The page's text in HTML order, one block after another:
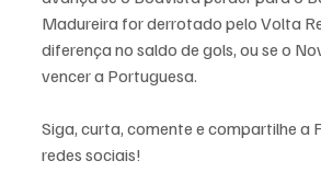
Madureira for derrotado pelo Volta
diferença no saldo de gols, ou se o
vencer a Portuguesa.
Siga, curta, comente e compartilhe a
redes sociais!